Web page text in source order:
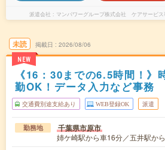
派遣会社 マンパワーグループ株式会社 ケアサービ
未読
NEW
掲載日 2026/08/06
《16：30までの6.5時間！》
勤OK！データ入力など事務
交通費別途支給あり WEB登録OK 派遣
勤務地 千葉県市原市
姉ケ崎駅から車16分／五井駅か